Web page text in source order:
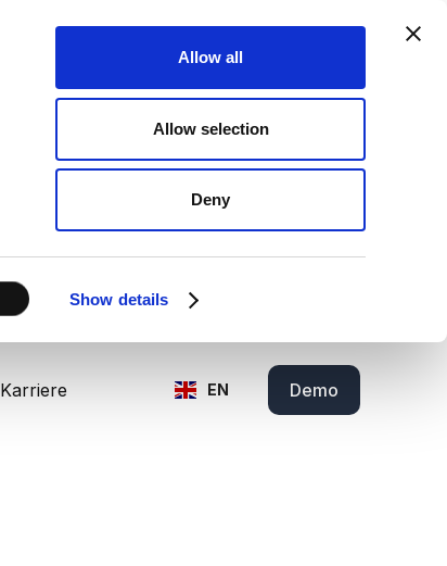
Show details
Allow all
Allow selection
Deny
Karriere EN Demo